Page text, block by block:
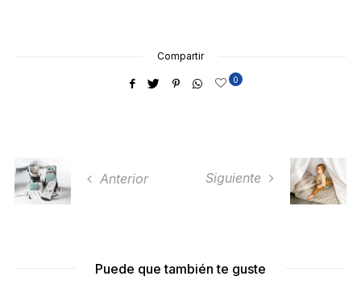
Compartir
0
Anterior Siguiente
Puede que también te guste